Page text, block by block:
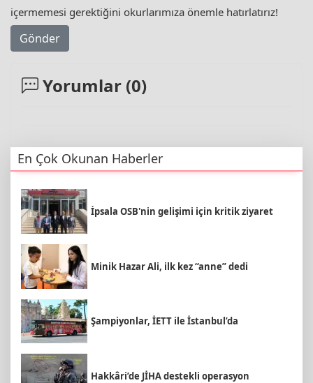
içermemesi gerektiğini okurlarımıza önemle hatırlatırız!
Gönder
Yorumlar (0)
En Çok Okunan Haberler
İpsala OSB'nin gelişimi için kritik ziyaret
Minik Hazar Ali, ilk kez “anne” dedi
Şampiyonlar, İETT ile İstanbul’da
Hakkâri’de JİHA destekli operasyon